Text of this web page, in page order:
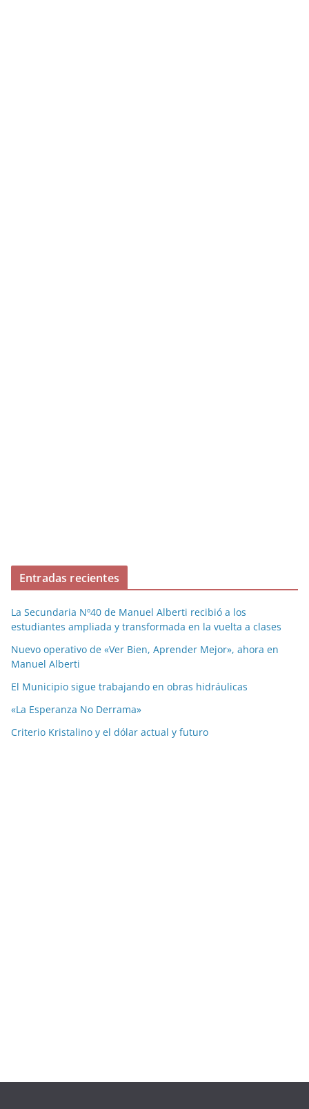
Entradas recientes
La Secundaria Nº40 de Manuel Alberti recibió a los
estudiantes ampliada y transformada en la vuelta a clases
Nuevo operativo de «Ver Bien, Aprender Mejor», ahora en
Manuel Alberti
El Municipio sigue trabajando en obras hidráulicas
«La Esperanza No Derrama»
Criterio Kristalino y el dólar actual y futuro